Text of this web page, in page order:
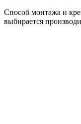
Способ монтажа и
выбирается